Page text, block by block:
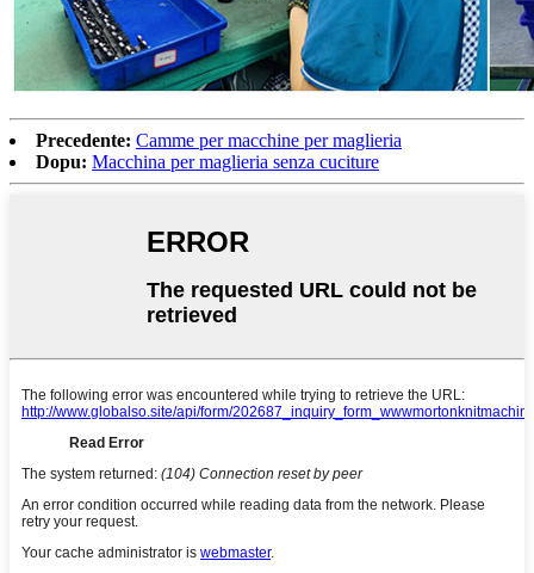
Precedente: Camme per macchine per maglieria
Dopu: Macchina per maglieria senza cuciture